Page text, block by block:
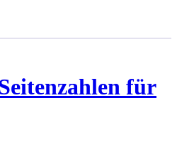
für